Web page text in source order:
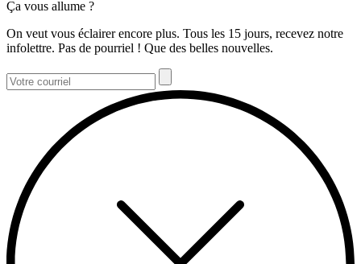
Ça vous allume ?
On veut vous éclairer encore plus. Tous les 15 jours, recevez notre
infolettre. Pas de pourriel ! Que des belles nouvelles.